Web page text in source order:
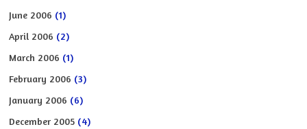
June 2006 (1)
April 2006 (2)
March 2006 (1)
February 2006 (3)
January 2006 (6)
December 2005 (4)